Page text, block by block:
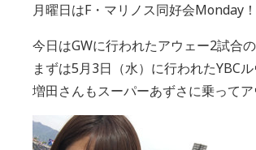
月曜日はF・マリノス同好会Monday！
今日はGWに行われたアウェー2試合
まずは5月3日（水）に行われたYBC
増田さんもスーパーあずさに乗ってア